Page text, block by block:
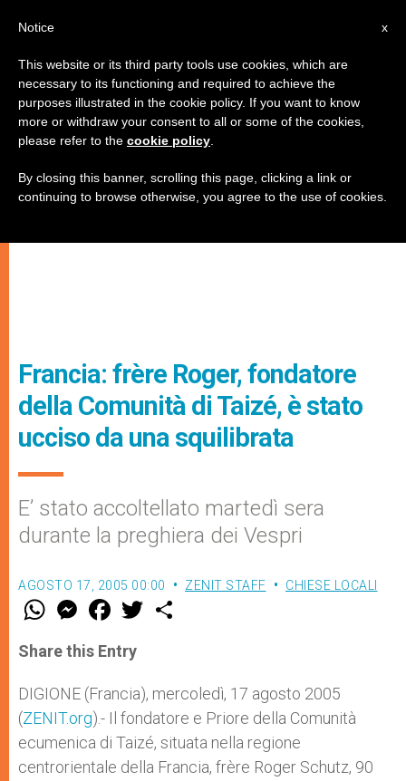
Francia: frère Roger, fondatore
della Comunità di Taizé, è stato
ucciso da una squilibrata
E’ stato accoltellato martedì sera
durante la preghiera dei Vespri
AGOSTO 17, 2005 00:00 ZENIT STAFF CHIESE LOCALI
W
t
s
p
p
M
e
s
e
g
e
r
F
a
e
b
o
k
w
Share this Entry
DIGIONE (Francia), mercoledì, 17 agosto 2005
(ZENIT.org).- Il fondatore e Priore della Comunità
ecumenica di Taizé, situata nella regione
centrorientale della Francia, frère Roger Schutz, 90
x
Notice
This website or its third party tools use cookies, which are
necessary to its functioning and required to achieve the
purposes illustrated in the cookie policy. If you want to know
more or withdraw your consent to all or some of the cookies,
please refer to the cookie policy
By closing this banner, scrolling this page, clicking a link or
continuing to browse otherwise, you agree to the use of cookies.